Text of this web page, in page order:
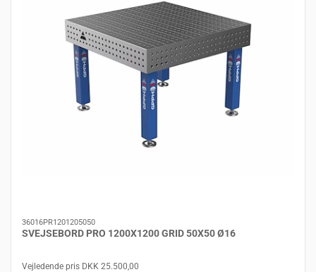
36016PR1201205050
SVEJSEBORD PRO 1200X1200 GRID 50X50 Ø16
Vejledende pris DKK 25.500,00